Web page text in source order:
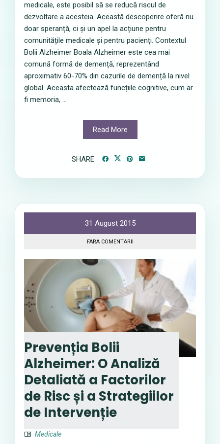
medicale, este posibil să se reducă riscul de
dezvoltare a acesteia. Această descoperire oferă nu
doar speranță, ci și un apel la acțiune pentru
comunitățile medicale și pentru pacienți. Contextul
Bolii Alzheimer Boala Alzheimer este cea mai
comună formă de demență, reprezentând
aproximativ 60-70% din cazurile de demență la nivel
global. Aceasta afectează funcțiile cognitive, cum ar
fi memoria, ...
Read More
SHARE
31 August 2015
FARA COMENTARII
Prevenția Bolii
Alzheimer: O Analiză
Detaliată a Factorilor
de Risc și a Strategiilor
de Intervenție
Medicale